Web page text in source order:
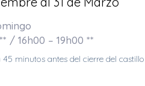
/ 16h00 – 19h00 **
minutos antes del cierre del castillo